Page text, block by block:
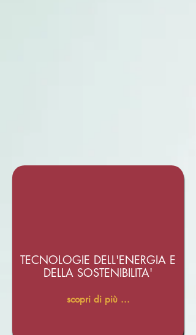
TECNOLOGIE DELL'ENERGIA E
DELLA SOSTENIBILITA'
scopri di più ...